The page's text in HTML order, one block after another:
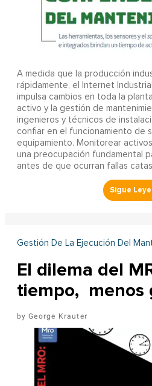
A medida que la producción
rápidamente, el Internet
impulsa cambios en toda la
activo y la gestión de
ingenieros y técnicos de
confiar en el funcionamiento de
equipamiento. Monitorear
una preocupación fundamental
antes de que ocurran fallas
Gestión De La Ejecución Del
El dilema del
tiempo, menos
George Krauter